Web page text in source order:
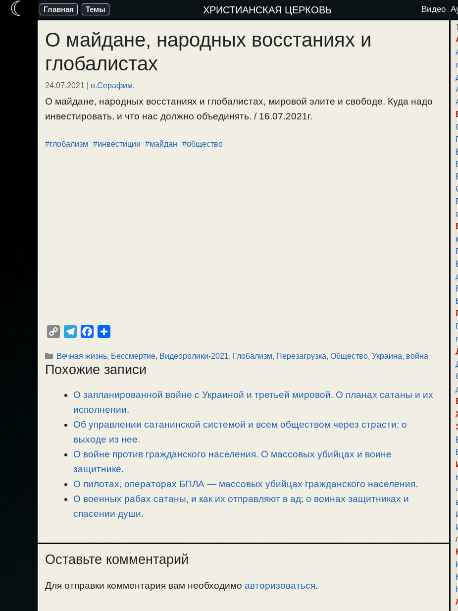
Перейти
содержимому
Главная Темы ХРИСТИАНСКАЯ ЦЕРКОВЬ Видео
О майдане, народных восстаниях и
глобалистах
24.07.2021 | о.Серафим.
О майдане, народных восстаниях и глобалистах, мировой элите и свободе. Куда надо
инвестировать, и что нас должно объединять. / 16.07.2021г.
#глобализм #инвестиции #майдан #общество
p
y
l
e
r
a
m
c
e
o
o
k
п
р
в
и
т
Рубрики
Вечная жизнь, Бессмертие, Видеоролики-2021, Глобализм, Перезагрузка, Общество, Украина, война
Похожие записи
О запланированной войне с Украиной и третьей мировой. О планах сатаны и их
исполнении.
Об управлении сатанинской системой и всем обществом через страсти; о
выходе из нее.
О войне против гражданского населения. О массовых убийцах и воине
защитнике.
О пилотах, операторах БПЛА — массовых убийцах гражданского населения.
О военных рабах сатаны, и как их отправляют в ад; о воинах защитниках и
спасении души.
Оставьте комментарий
Для отправки комментария вам необходимо авторизоваться.
/
☾